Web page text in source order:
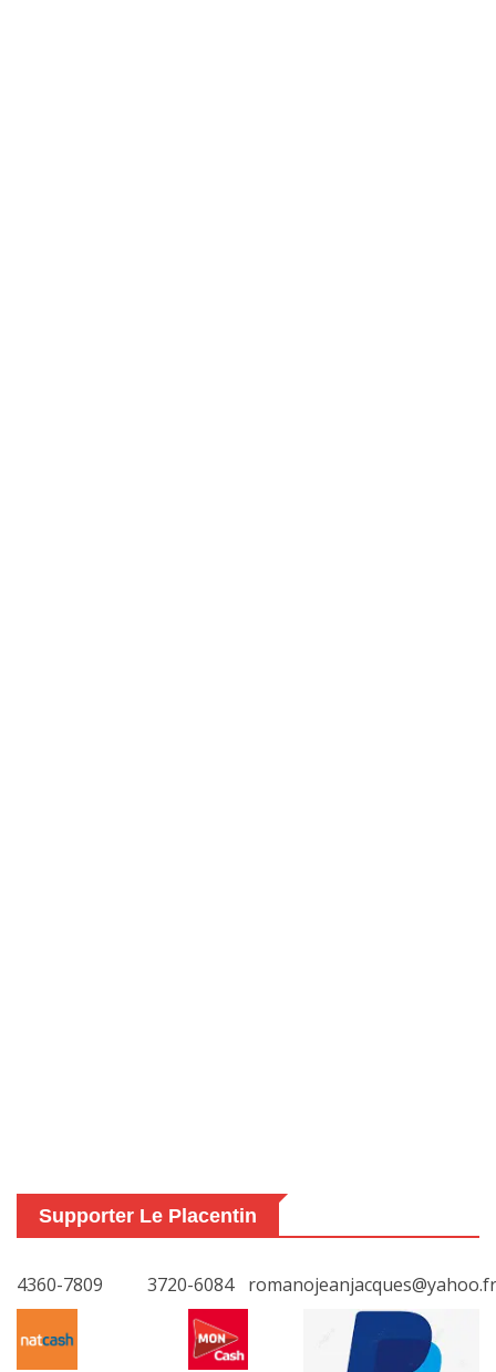
Supporter Le Placentin
4360-7809 3720-6084 romanojeanjacques@yahoo.fr